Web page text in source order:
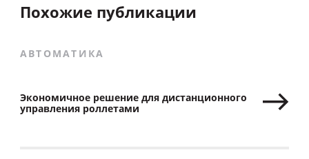
Похожие публикации
АВТОМАТИКА
Экономичное решение для дистанционного
управления роллетами